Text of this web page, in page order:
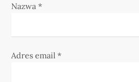
Nazwa*
Adres email*